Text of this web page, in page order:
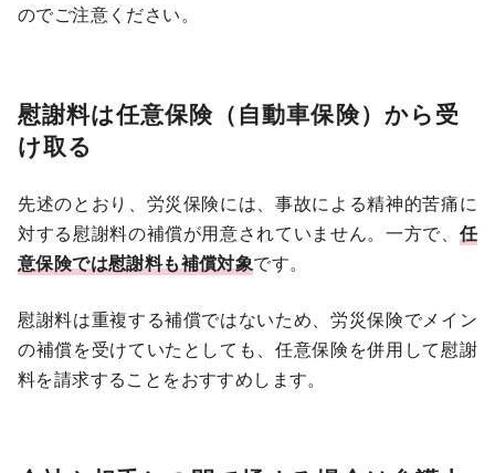
のでご注意ください。
慰謝料は任意保険（自動車保険）から受
け取る
先述のとおり、労災保険には、事故による精神的苦痛に
対する慰謝料の補償が用意されていません。一方で、 任
意保険では慰謝料も補償対象です。
慰謝料は重複する補償ではないため、労災保険でメイン
の補償を受けていたとしても、任意保険を併用して慰謝
料を請求することをおすすめします。